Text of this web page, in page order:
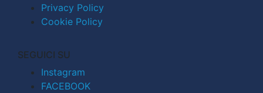
Privacy Policy
Cookie Policy
SEGUICI SU
Instagram
FACEBOOK